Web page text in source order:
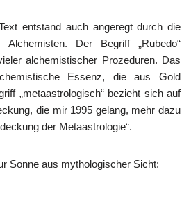
entstand auch angeregt durch die
Der Begriff „Rubedo“
alchemistischer Prozeduren. Das
Essenz, die aus Gold
„metaastrologisch“ bezieht sich auf
die mir 1995 gelang, mehr dazu
der Metaastrologie“.
Sonne aus mythologischer Sicht: